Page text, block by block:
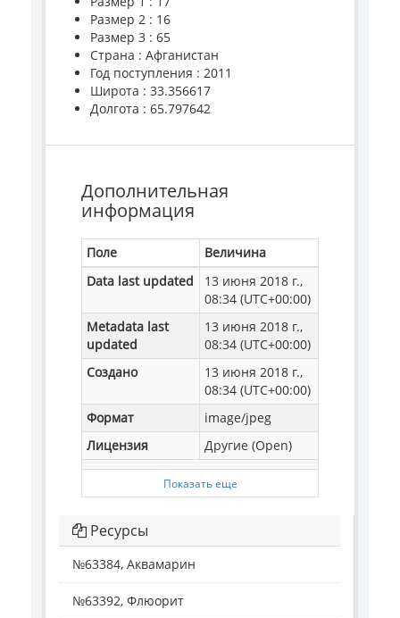
Размер 2 : 16
Размер 3 : 65
Страна : Афганистан
Год поступления : 2011
Широта : 33.356617
Долгота : 65.797642
Дополнительная
информация
Поле
Величина
Data last updated
13 июня 2018 г.,
08:34 (UTC+00:00)
Metadata last
updated
13 июня 2018 г.,
08:34 (UTC+00:00)
Создано
13 июня 2018 г.,
08:34 (UTC+00:00)
Формат
image/jpeg
Лицензия
Другие (Open)
Показать еще
Ресурсы
№63384, Аквамарин
№63392, Флюорит